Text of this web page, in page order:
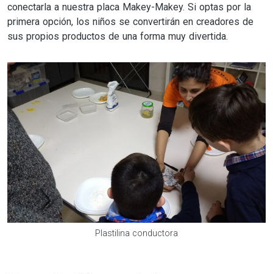
conectarla a nuestra placa Makey-Makey. Si optas por la
primera opción, los niños se convertirán en creadores de
sus propios productos de una forma muy divertida.
Plastilina conductora